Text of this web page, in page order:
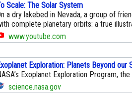
Scale: The Solar System
a dry lakebed in Nevada, a group of
complete planetary orbits: a true
www.youtube.com
Exploration: Planets Beyond our
Exoplanet Exploration Program,
science.nasa.gov